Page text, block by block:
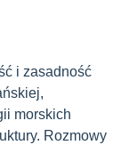
i zasadność
morskich
Rozmowy